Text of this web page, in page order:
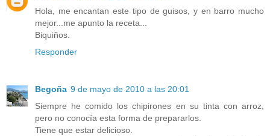
Hola, me encantan este tipo de guisos, y en barro mucho
mejor...me apunto la receta...
Biquiños.
Responder
Begoña 9 de mayo de 2010 a las 20:01
Siempre he comido los chipirones en su tinta con arroz,
pero no conocía esta forma de prepararlos.
Tiene que estar delicioso.